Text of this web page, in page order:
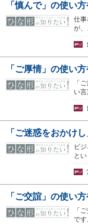
「慎んで」の使い
仕事
が、
「ご厚情」の使い
「
い
「ご迷惑をおかけ
ビ
と
「ご交誼」の使い
「
です